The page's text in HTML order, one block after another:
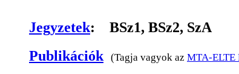
Jegyzetek: BSz1, BSz2, SzA
Publikációk
(Tagja vagyok az MTA-ELTE